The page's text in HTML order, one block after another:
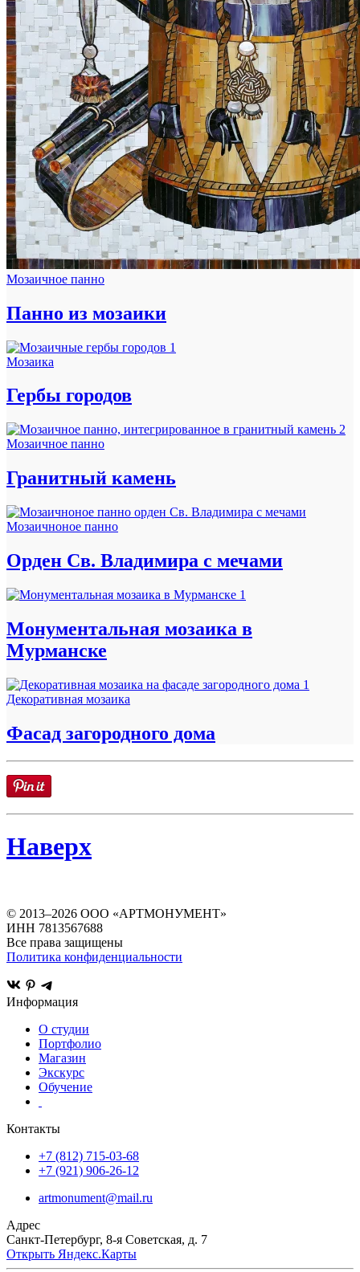
Мозаичное панно
Панно из мозаики
Мозаика
Гербы городов
Мозаичное панно
Гранитный камень
Мозаичноное панно
Орден Св. Владимира с мечами
Монументальная мозаика в
Мурманске
Декоративная мозаика
Фасад загородного дома
Наверх
© 2013–2026 ООО «АРТМОНУМЕНТ»
ИНН 7813567688
Все права защищены
Политика конфиденциальности
Информация
О студии
Портфолио
Магазин
Экскурс
Обучение
Контакты
+7 (812) 715-03-68
+7 (921) 906-26-12
artmonument@mail.ru
Адрес
Санкт-Петербург, 8-я Советская, д. 7
Открыть Яндекс.Карты